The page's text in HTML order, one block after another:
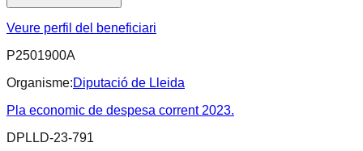
Veure perfil del beneficiari
P2501900A
Organisme:Diputació de Lleida
Pla economic de despesa corrent 2023.
DPLLD-23-791